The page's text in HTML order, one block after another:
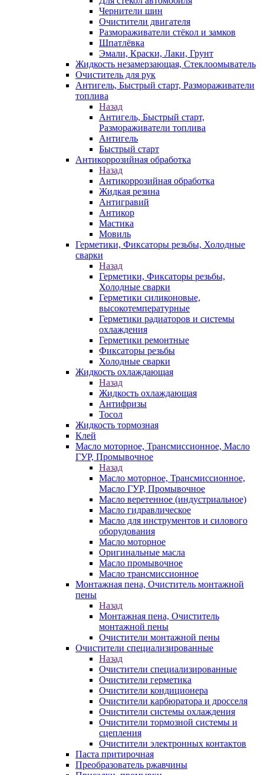
Чернители шин
Очистители двигателя
Размораживатели стёкол и замков
Шпатлёвка
Эмали, Краски, Лаки, Грунт
Жидкость незамерзающая, Стеклоомыватель
Очиститель для рук
Антигель, Быстрый старт, Размораживатели
топлива
Назад
Антигель, Быстрый старт,
Размораживатели топлива
Антигель
Быстрый старт
Антикоррозийная обработка
Назад
Антикоррозийная обработка
Жидкая резина
Антигравий
Антикор
Мастика
Мовиль
Герметики, Фиксаторы резьбы, Холодные
сварки
Назад
Герметики, Фиксаторы резьбы,
Холодные сварки
Герметики силиконовые,
высокотемпературные
Герметики радиаторов и системы
охлаждения
Герметики ремонтные
Фиксаторы резьбы
Холодные сварки
Жидкость охлаждающая
Назад
Жидкость охлаждающая
Антифризы
Тосол
Жидкость тормозная
Клей
Масло моторное, Трансмиссионное, Масло
ГУР, Промывочное
Назад
Масло моторное, Трансмиссионное,
Масло ГУР, Промывочное
Масло веретенное (индустриальное)
Масло гидравлическое
Масло для инструментов и силового
оборудования
Масло моторное
Оригинальные масла
Масло промывочное
Масло трансмиссионное
Монтажная пена, Очиститель монтажной
пены
Назад
Монтажная пена, Очиститель
монтажной пены
Очистители монтажной пены
Очистители специализированные
Назад
Очистители специализированные
Очистители герметика
Очистители кондиционера
Очистители карбюратора и дросселя
Очистители системы охлаждения
Очистители тормозной системы и
сцепления
Очистители электронных контактов
Паста притирочная
Преобразователь ржавчины